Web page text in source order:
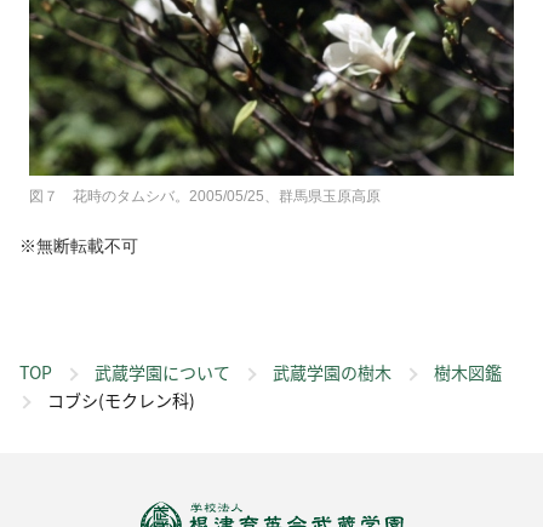
TOP 武蔵学園について 武蔵学園の樹木
樹木図鑑
コブシ(モクレン科)
図７ 花時のタムシバ。2005/05/25、群馬県玉原高原
※無断転載不可